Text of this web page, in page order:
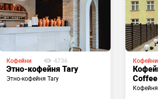
Кофейни 4736
Этно-кофейня Tary
Этно-кофейня Tary
Кофейни
Coffee